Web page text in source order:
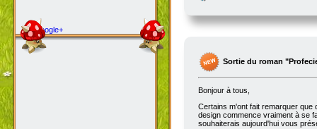
Google+
Sortie du roman
Bonjour à tous,
Certains m'ont fait remarquer que
design commence vraiment à se
souhaiterais aujourd'hui vous